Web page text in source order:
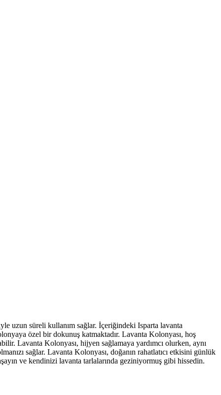
uzun süreli kullanım sağlar. İçeriğindeki Isparta lavanta
özel bir dokunuş katmaktadır. Lavanta Kolonyası, hoş
Lavanta Kolonyası, hijyen sağlamaya yardımcı olurken, aynı
sağlar. Lavanta Kolonyası, doğanın rahatlatıcı etkisini günlük
ve kendinizi lavanta tarlalarında geziniyormuş gibi hissedin.